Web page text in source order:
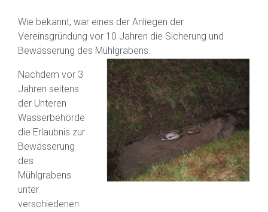
Wie bekannt, war eines der Anliegen der
Vereinsgründung vor 10 Jahren die Sicherung und
Bewässerung des Mühlgrabens.
Nachdem vor 3
Jahren seitens
der Unteren
Wasserbehörde
die Erlaubnis zur
Bewässerung
des
Mühlgrabens
unter
verschiedenen